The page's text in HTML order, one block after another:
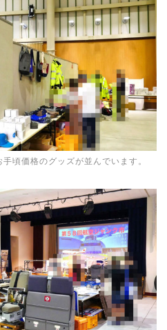
頃価格のグッズが並んでいます。